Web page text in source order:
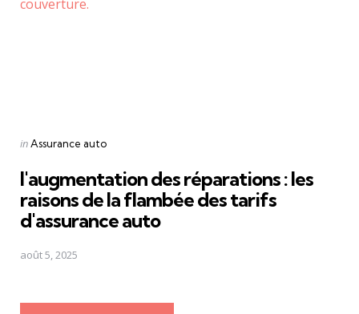
Posted
inAssurance auto
l'augmentation des réparations : les
raisons de la flambée des tarifs
d'assurance auto
août 5, 2025